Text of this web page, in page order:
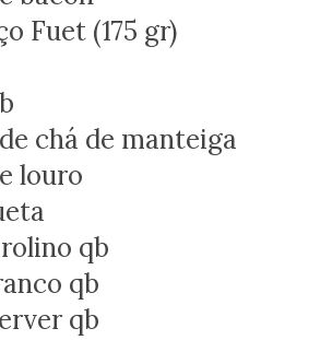
Fuet (175 gr)
chá de manteiga
louro
qb
qb
qb